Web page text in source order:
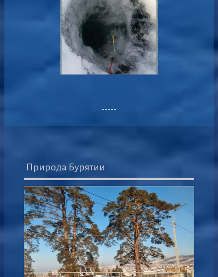
-----
Природа Бурятии